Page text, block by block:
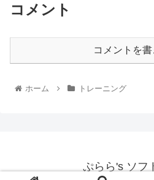
コメント
コメントを
ホーム トレーニング
ぷらら's ソフ